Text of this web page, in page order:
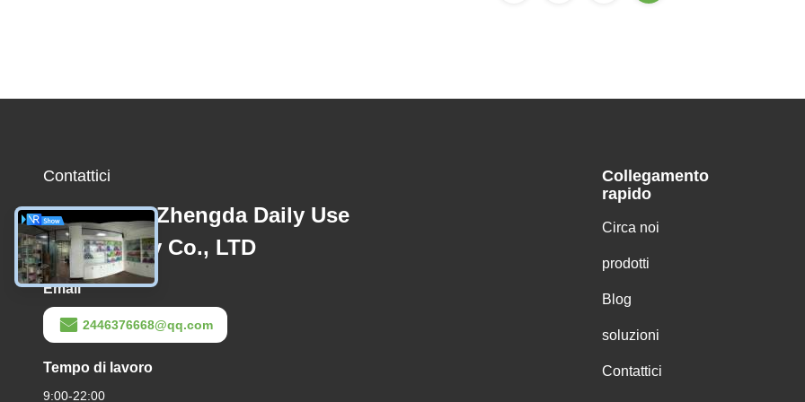
Contattici
Quanzhou Zhengda Daily Use
Commodity Co., LTD
Email
2446376668@qq.com
Tempo di lavoro
9:00-22:00
Collegamento
rapido
Circa noi
prodotti
Blog
soluzioni
Contattici